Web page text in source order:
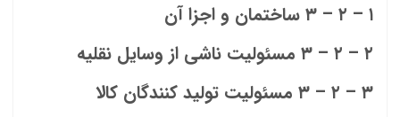
۱ – ۲ – ۳ ساختمان و اجزا آن
۲ – ۲ – ۳ مسئولیت ناشی از وسایل نقلیه
۳ – ۲ – ۳ مسئولیت تولید کنندگان کالا